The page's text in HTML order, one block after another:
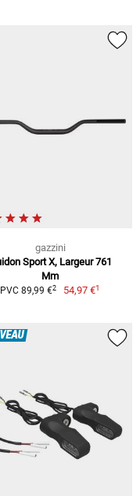
gazzini
Sport X, Largeur 761
Mm
PVC 89,99 €2 54,97 €1